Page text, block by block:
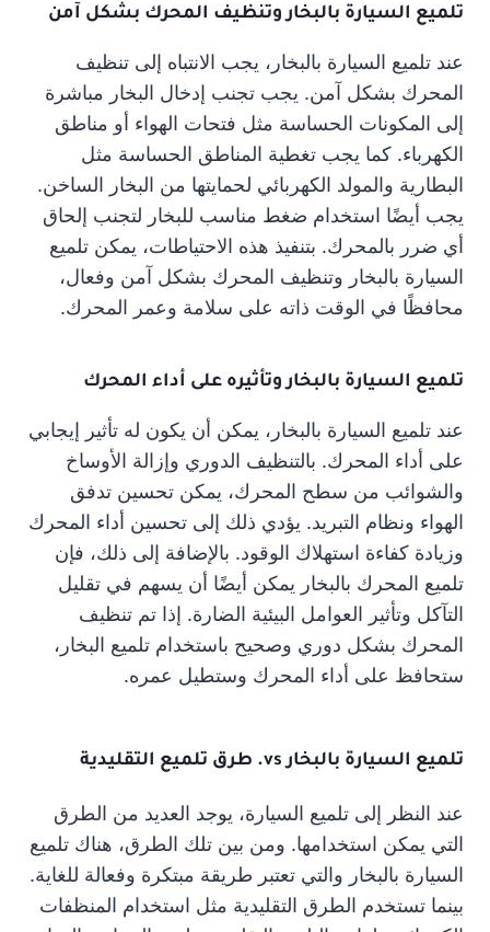
تلميع السيارة بالبخار وتنظيف المحرك بشكل آمن
عند تلميع السيارة بالبخار، يجب الانتباه إلى تنظيف
المحرك بشكل آمن. يجب تجنب إدخال البخار مباشرة
إلى المكونات الحساسة مثل فتحات الهواء أو مناطق
الكهرباء. كما يجب تغطية المناطق الحساسة مثل
البطارية والمولد الكهربائي لحمايتها من البخار الساخن.
يجب أيضًا استخدام ضغط مناسب للبخار لتجنب إلحاق
أي ضرر بالمحرك. بتنفيذ هذه الاحتياطات، يمكن تلميع
السيارة بالبخار وتنظيف المحرك بشكل آمن وفعال،
محافظًا في الوقت ذاته على سلامة وعمر المحرك.
تلميع السيارة بالبخار وتأثيره على أداء المحرك
عند تلميع السيارة بالبخار، يمكن أن يكون له تأثير إيجابي
على أداء المحرك. بالتنظيف الدوري وإزالة الأوساخ
والشوائب من سطح المحرك، يمكن تحسين تدفق
الهواء ونظام التبريد. يؤدي ذلك إلى تحسين أداء المحرك
وزيادة كفاءة استهلاك الوقود. بالإضافة إلى ذلك، فإن
تلميع المحرك بالبخار يمكن أيضًا أن يسهم في تقليل
التآكل وتأثير العوامل البيئية الضارة. إذا تم تنظيف
المحرك بشكل دوري وصحيح باستخدام تلميع البخار،
ستحافظ على أداء المحرك وستطيل عمره.
تلميع السيارة بالبخار vs. طرق تلميع التقليدية
عند النظر إلى تلميع السيارة، يوجد العديد من الطرق
التي يمكن استخدامها. ومن بين تلك الطرق، هناك تلميع
السيارة بالبخار والتي تعتبر طريقة مبتكرة وفعالة للغاية.
بينما تستخدم الطرق التقليدية مثل استخدام المنظفات